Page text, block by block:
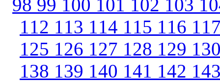
98 99 100 101 102 103
112 113 114 115 116
125 126 127 128 129
138 139 140 141 142